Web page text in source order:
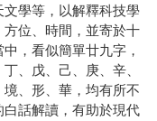
學等，以解釋科技學
位、時間，並寄於十
，看似簡單廿九字，
、戊、己、庚、辛、
、形、華，均有所不
話解讀，有助於現代